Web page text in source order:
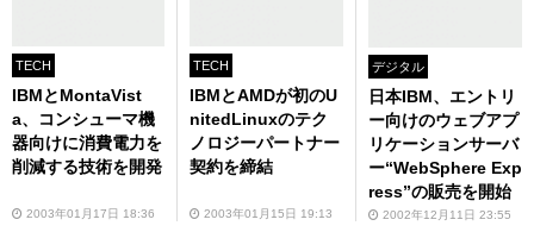
TECH
IBMとMontaVist
a、コンシューマ機
器向けに消費電力を
削減する技術を開発
2003年01月17日 18:36
TECH
IBMとAMDが初のU
nitedLinuxのテク
ノロジーパートナー
契約を締結
2003年01月15日 19:13
デジタル
日本IBM、エントリ
ー向けのウェブアプ
リケーションサーバ
ー“WebSphere Exp
ress”の販売を開始
2002年12月11日 23:55